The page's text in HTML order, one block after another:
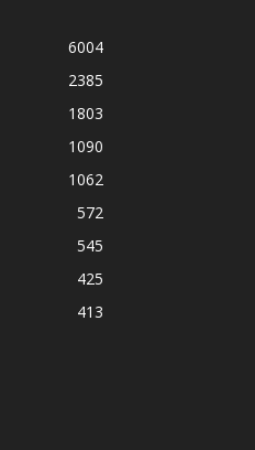
6004
2385
1803
1090
1062
572
545
425
413